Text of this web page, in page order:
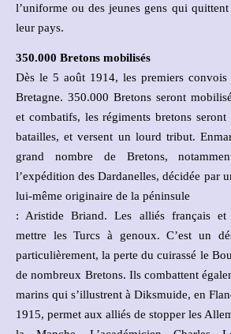
l’uniforme ou des jeunes gens qui
leur pays.
350.000 Bretons mobilisés
Dès le 5 août 1914, les premiers convois
Bretagne. 350.000 Bretons seront
et combatifs, les régiments bretons seront
batailles, et versent un lourd tribut.
grand nombre de Bretons,
l’expédition des Dardanelles, décidée par
lui-même originaire de la péninsule
: Aristide Briand. Les alliés français et
mettre les Turcs à genoux. C’est un
particulièrement, la perte du cuirassé le
de nombreux Bretons. Ils combattent
marins qui s’illustrent à Diksmuide, en
1915, permet aux alliés de stopper les